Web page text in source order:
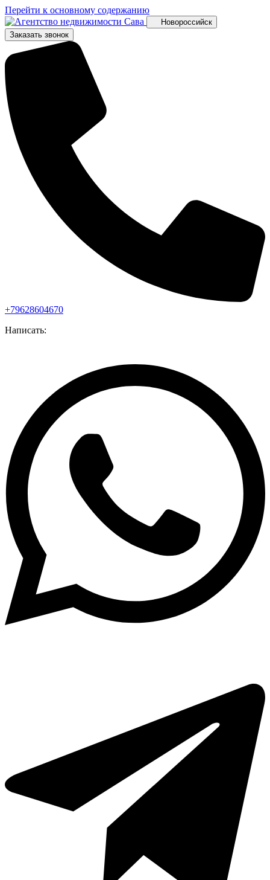
Перейти к основному содержанию
Новороссийск
Заказать звонок
+79628604670
Написать: